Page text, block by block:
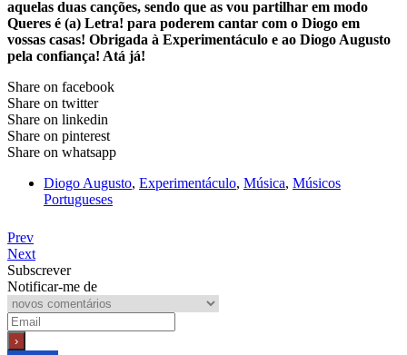
aquelas duas canções, sendo que as vou partilhar em modo
Queres é (a) Letra! para poderem cantar com o Diogo em
vossas casas! Obrigada à Experimentáculo e ao Diogo Augusto
pela confiança! Atá já!
Share on facebook
Share on twitter
Share on linkedin
Share on pinterest
Share on whatsapp
Diogo Augusto, Experimentáculo, Música, Músicos
Portugueses
Prev
Next
Subscrever
Notificar-me de